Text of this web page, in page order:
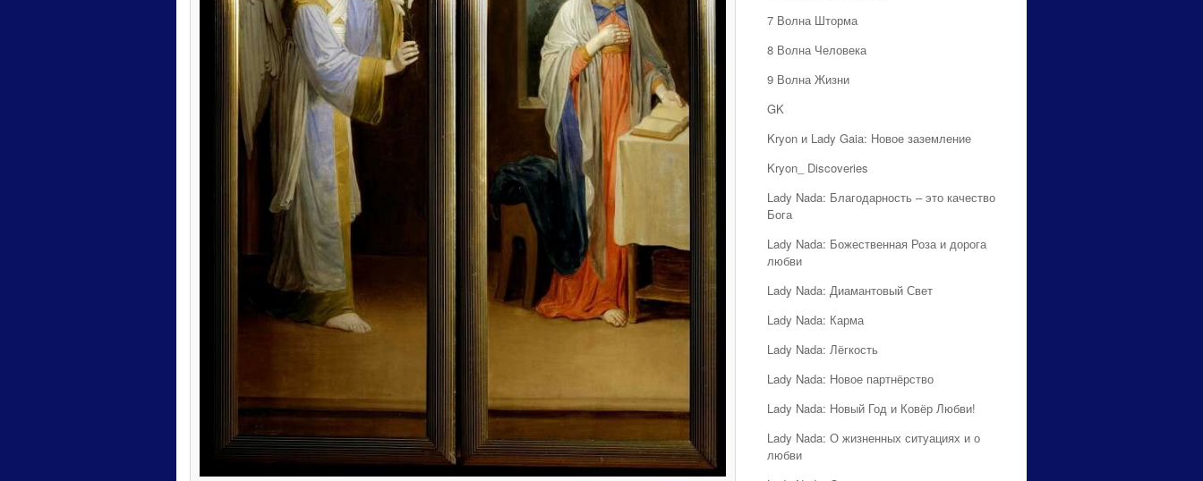
7 Волна Шторма
8 Волна Человека
9 Волна Жизни
GK
Kryon и Lady Gaia: Новое заземление
Kryon_ Discoveries
Lady Nada: Благодарность – это качество
Бога
Lady Nada: Божественная Роза и дорога
любви
Lady Nada: Диамантовый Свет
Lady Nada: Карма
Lady Nada: Лёгкость
Lady Nada: Новое партнёрство
Lady Nada: Новый Год и Ковёр Любви!
Lady Nada: О жизненных ситуациях и о
любви